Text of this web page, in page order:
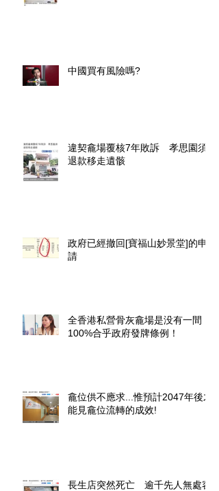
中國買有風險嗎?
違契龕場覆核7年敗訴 孝思園須
退款移走遺骸
政府已經撤回[寶福山妙景堂]的申
請
全香港私營骨灰龕場是没有一間
100%合乎政府發牌條例！
龕位供不應求...惟預計2047年後才
能見龕位流轉的成效!
長生店突然死亡 逾千先人無處容